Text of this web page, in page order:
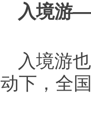
入境游
入境游
动下，全